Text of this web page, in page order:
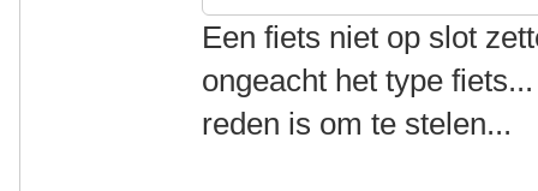
Een fiets niet op slot
ongeacht het type
reden is om te stelen...